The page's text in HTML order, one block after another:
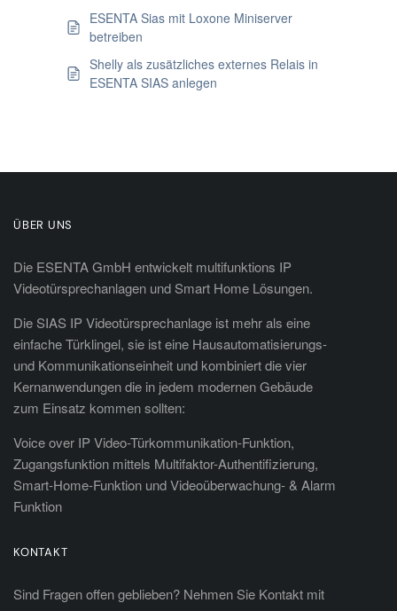
ESENTA Sias mit Loxone Miniserver
betreiben
Shelly als zusätzliches externes Relais in
ESENTA SIAS anlegen
ÜBER UNS
Die ESENTA GmbH entwickelt multifunktions IP
Videotürsprechanlagen und Smart Home Lösungen.
Die SIAS IP Videotürsprechanlage ist mehr als eine
einfache Türklingel, sie ist eine Hausautomatisierungs-
und Kommunikationseinheit und kombiniert die vier
Kernanwendungen die in jedem modernen Gebäude
zum Einsatz kommen sollten:
Voice over IP Video-Türkommunikation-Funktion,
Zugangsfunktion mittels Multifaktor-Authentifizierung,
Smart-Home-Funktion und Videoüberwachung- & Alarm
Funktion
KONTAKT
Sind Fragen offen geblieben? Nehmen Sie Kontakt mit